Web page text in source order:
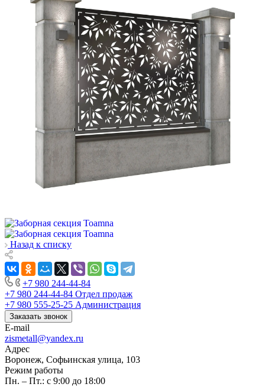
Назад к списку
+7 980 244-44-84
+7 980 244-44-84 Отдел продаж
+7 980 555-25-25 Администрация
Заказать звонок
E-mail
zismetall@yandex.ru
Адрес
Воронеж, Софьинская улица, 103
Режим работы
Пн. – Пт.: с 9:00 до 18:00